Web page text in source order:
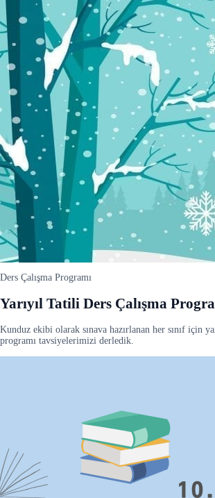
Ders Çalışma Programı
Yarıyıl Tatili Ders Çalışma
Kunduz ekibi olarak sınava hazırlanan her sınıf için
programı tavsiyelerimizi derledik.